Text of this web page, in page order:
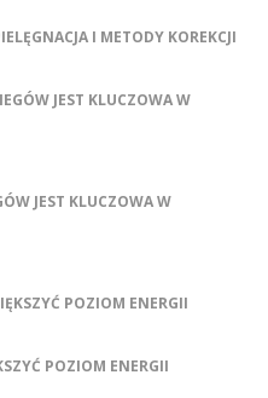
I METODY KOREKCJI
JEST KLUCZOWA W
POZIOM ENERGII